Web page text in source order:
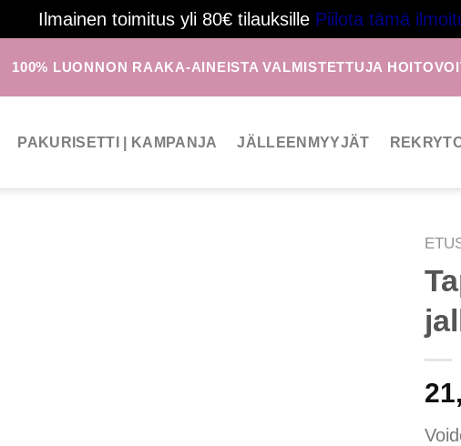
Ilmainen toimitus yli 80€ tilauksille Piilota tämä
100% LUONNON RAAKA-AINEISTA VALMISTETTUJA
PAKURISETTI | KAMPANJA JÄLLEENMYYJÄT